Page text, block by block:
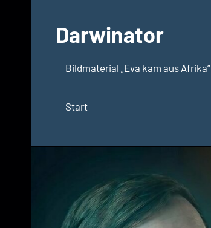
springenDarwinator
Evolutionsbiologie
Bildmaterial „Eva kam aus Afrika“
Start